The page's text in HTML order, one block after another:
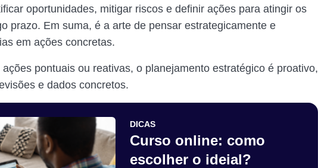
oportunidades, mitigar riscos e definir ações para atingir os
prazo. Em suma, é a arte de pensar estrategicamente e
em ações concretas.
pontuais ou reativas, o planejamento estratégico é proativo,
e dados concretos.
DICAS
Curso online: como
escolher o ideial?